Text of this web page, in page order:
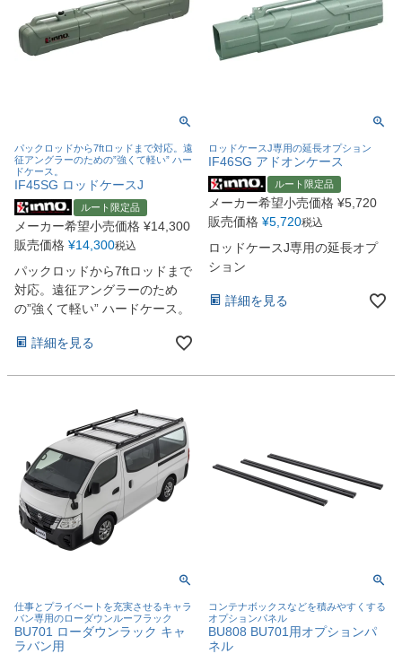
パックロッドから7ftロッドまで対応。遠
征アングラーのための”強くて軽い” ハー
ドケース。
IF45SG ロッドケースJ
ルート限定品
メーカー希望小売価格 ¥14,300
販売価格 ¥14,300税込
パックロッドから7ftロッドまで
対応。遠征アングラーのため
の”強くて軽い” ハードケース。
詳細を見る
ロッドケースJ専用の延長オプション
IF46SG アドオンケース
ルート限定品
メーカー希望小売価格 ¥5,720
販売価格 ¥5,720税込
ロッドケースJ専用の延長オプ
ション
詳細を見る
仕事とプライベートを充実させるキャラ
バン専用のローダウンルーフラック
BU701 ローダウンラック キャ
ラバン用
コンテナボックスなどを積みやすくする
オプションパネル
BU808 BU701用オプションパ
ネル